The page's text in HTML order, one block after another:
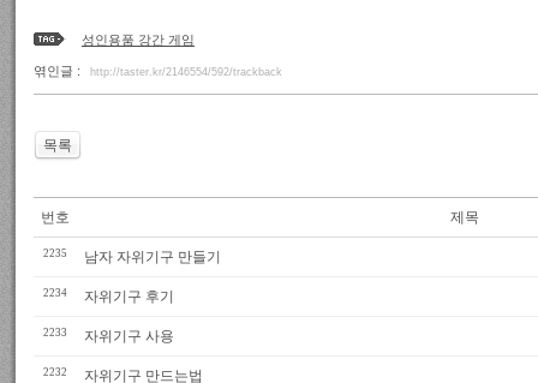
성인용품 강간 게임
엮인글 : http://taster.kr/2146554/592/trackback
목록
번호 제목
2235 남자 자위기구 만들기
2234 자위기구 후기
2233 자위기구 사용
2232 자위기구 만드는법